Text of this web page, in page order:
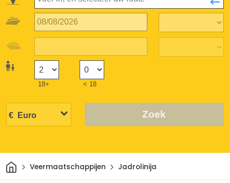
18+ < 18
Zoek
ThuisVeermaatschappijen Jadrolinija